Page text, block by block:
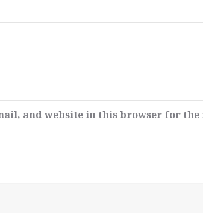
and website in this browser for